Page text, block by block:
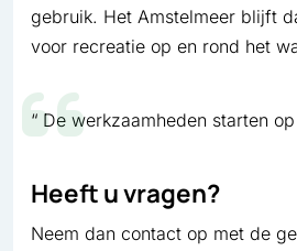
gebruik. Het Amstelmeer blijft
voor recreatie op en rond het
De werkzaamheden starten
Heeft u vragen?
Neem dan contact op met de